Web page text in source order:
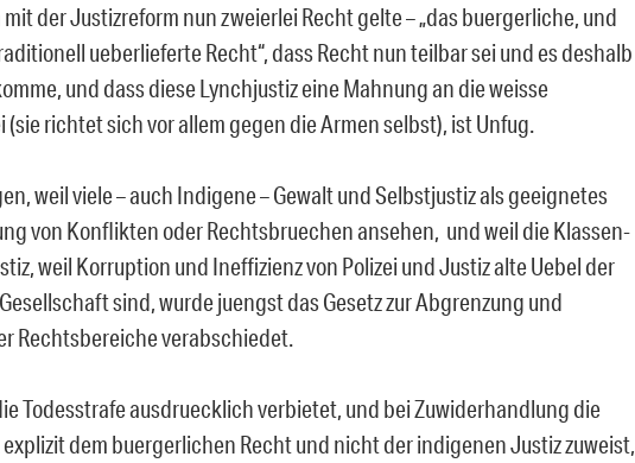
der Justizreform nun zweierlei Recht gelte – „das buergerliche, und
ueberlieferte Recht“, dass Recht nun teilbar sei und es deshalb
und dass diese Lynchjustiz eine Mahnung an die weisse
(sie richtet sich vor allem gegen die Armen selbst), ist Unfug.
weil viele – auch Indigene – Gewalt und Selbstjustiz als geeignetes
von Konflikten oder Rechtsbruechen ansehen, und weil die Klassen-
weil Korruption und Ineffizienz von Polizei und Justiz alte Uebel der
sind, wurde juengst das Gesetz zur Abgrenzung und
Rechtsbereiche verabschiedet.
Todesstrafe ausdruecklich verbietet, und bei Zuwiderhandlung die
dem buergerlichen Recht und nicht der indigenen Justiz zuweist,